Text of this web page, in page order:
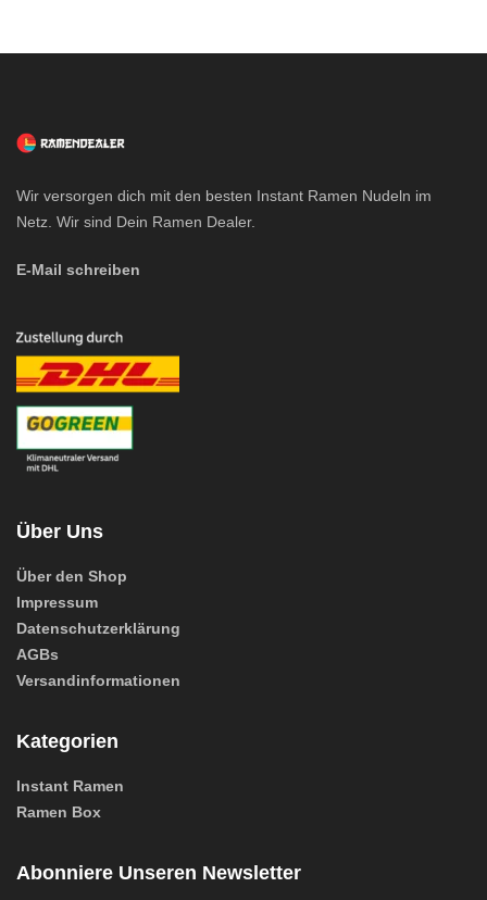
Wir versorgen dich mit den besten Instant Ramen Nudeln im
Netz. Wir sind Dein Ramen Dealer.
E-Mail schreiben
Über Uns
Über den Shop
Impressum
Datenschutzerklärung
AGBs
Versandinformationen
Kategorien
Instant Ramen
Ramen Box
Abonniere Unseren Newsletter